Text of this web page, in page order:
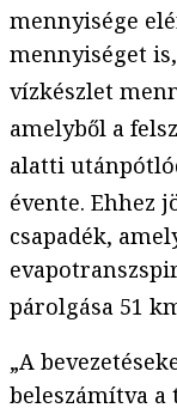
mennyisége
mennyiséget
vízkészlet
amelyből a
alatti
évente. Ehhez
csapadék,
párolgása 51
„A
beleszámítva a